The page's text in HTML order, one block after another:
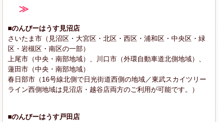
≫
■のんびーはうす見沼店
さいたま市（見沼区・大宮区・北区・西区・浦和区・中央区・緑
区・岩槻区・南区の一部）
上尾市（中央・南部地域）、川口市（外環自動車道北側地域）、
蓮田市（中央・南部地域）
春日部市（16号線北側で日光街道西側の地域／東武スカイツリー
ライン西側地域は見沼店・越谷店両方のご利用が可能です。）
■のんびーはうす戸田店